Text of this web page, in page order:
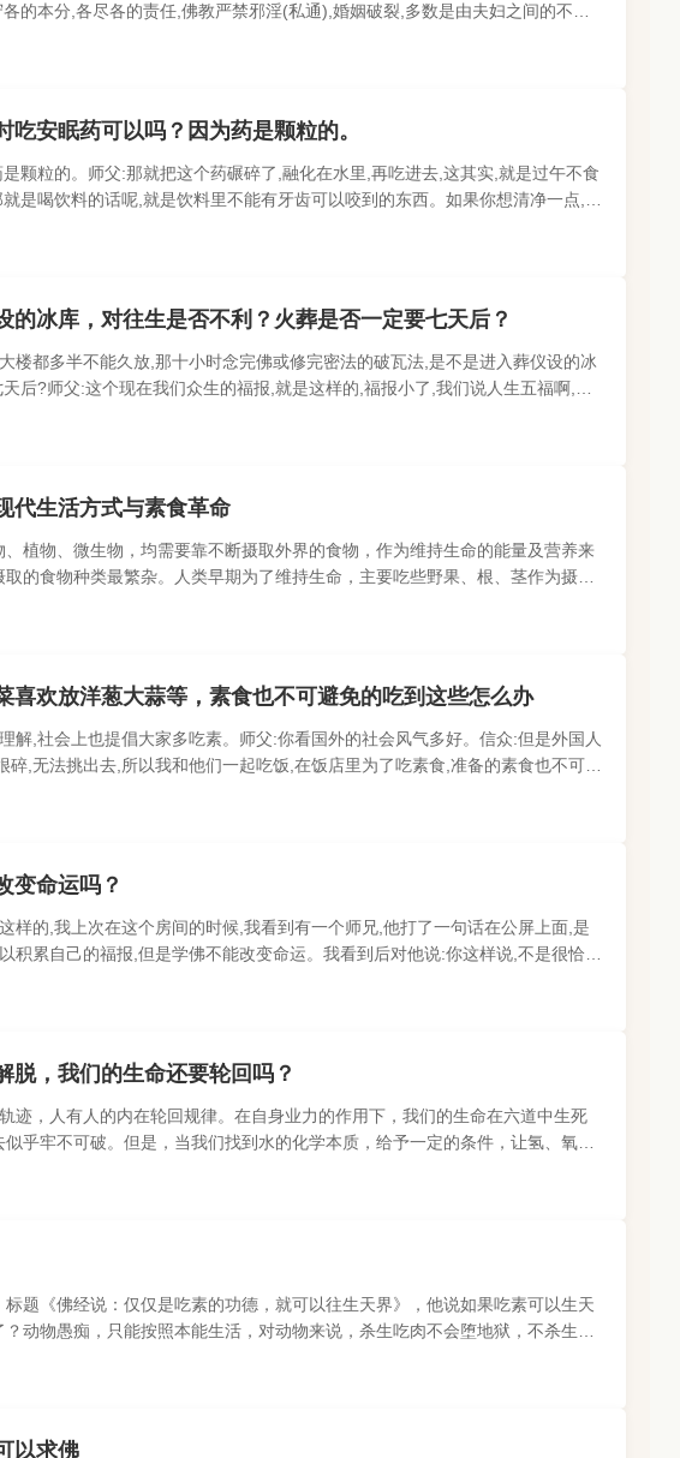
的本分,各尽各的责任,佛教严禁邪淫(私通),婚姻破裂,多数是由夫妇之间的不能
吃安眠药可以吗？因为药是颗粒的。
颗粒的。师父:那就把这个药碾碎了,融化在水里,再吃进去,这其实,就是过午不食
是喝饮料的话呢,就是饮料里不能有牙齿可以咬到的东西。如果你想清净一点,你
的冰库，对往生是否不利？火葬是否一定要七天后？
楼都多半不能久放,那十小时念完佛或修完密法的破瓦法,是不是进入葬仪设的冰
后?师父:这个现在我们众生的福报,就是这样的,福报小了,我们说人生五福啊,我
代生活方式与素食革命
植物、微生物，均需要靠不断摄取外界的食物，作为维持生命的能量及营养来
的食物种类最繁杂。人类早期为了维持生命，主要吃些野果、根、茎作为摄食
喜欢放洋葱大蒜等，素食也不可避免的吃到这些怎么办
解,社会上也提倡大家多吃素。师父:你看国外的社会风气多好。信众:但是外国人
,无法挑出去,所以我和他们一起吃饭,在饭店里为了吃素食,准备的素食也不可避
变命运吗？
样的,我上次在这个房间的时候,我看到有一个师兄,他打了一句话在公屏上面,是
积累自己的福报,但是学佛不能改变命运。我看到后对他说:你这样说,不是很恰
脱，我们的生命还要轮回吗？
迹，人有人的内在轮回规律。在自身业力的作用下，我们的生命在六道中生死
乎牢不可破。但是，当我们找到水的化学本质，给予一定的条件，让氢、氧元
题《佛经说：仅仅是吃素的功德，就可以往生天界》，他说如果吃素可以生天
动物愚痴，只能按照本能生活，对动物来说，杀生吃肉不会堕地狱，不杀生吃
以求佛